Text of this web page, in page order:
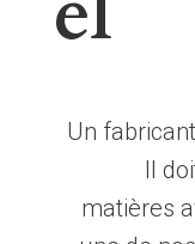
Un
Il
matières